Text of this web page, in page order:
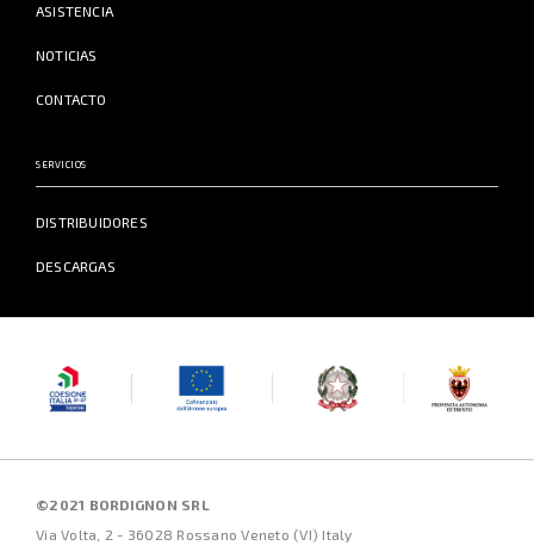
ASISTENCIA
NOTICIAS
CONTACTO
SERVICIOS
DISTRIBUIDORES
DESCARGAS
©2021 BORDIGNON SRL
Via Volta, 2 - 36028 Rossano Veneto (VI) Italy